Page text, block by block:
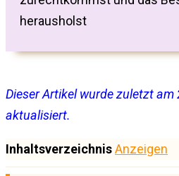
herausholst
Dieser Artikel wurde zuletzt
aktualisiert.
InhaltsverzeichnisAnzeigen